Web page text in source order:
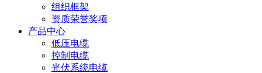
组织框架
资质荣誉奖项
产品中心
低压电缆
控制电缆
光伏系统电缆